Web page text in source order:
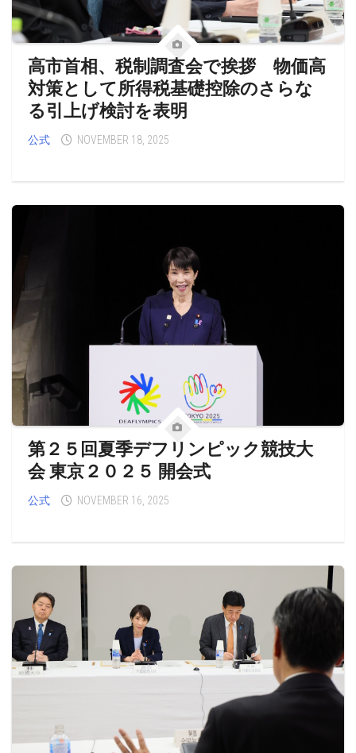
高市首相、税制調査会で挨拶 物価高
対策として所得税基礎控除のさらな
る引上げ検討を表明
公式 NOVEMBER 18, 2025
第２５回夏季デフリンピック競技大
会 東京２０２５ 開会式
公式 NOVEMBER 16, 2025